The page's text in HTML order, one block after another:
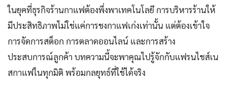
ในยุคที่ธุรกิจร้านกาแฟต้องพึ่งพาเทคโนโลยี การบริหารร้านให้
มีประสิทธิภาพไม่ใช่แค่การชงกาแฟเก่งเท่านั้น แต่ต้องเข้าใจ
การจัดการสต็อก การตลาดออนไลน์ และการสร้าง
ประสบการณ์ลูกค้า บทความนี้จะพาคุณไปรู้จักกับแฟรนไชส์เน
สกาแฟในทุกมิติ พร้อมกลยุทธ์ที่ใช้ได้จริง